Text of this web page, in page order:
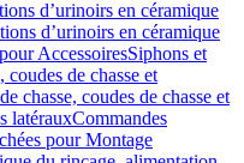
d’urinoirs en céramique
d’urinoirs en céramique
AccessoiresSiphons et
coudes de chasse et
chasse, coudes de chasse et
latérauxCommandes
pour Montage